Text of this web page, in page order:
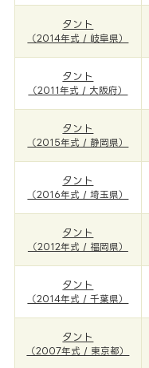
タント
（2014年式 / 岐阜県）
タント
（2011年式 / 大阪府）
タント
（2015年式 / 静岡県）
タント
（2016年式 / 埼玉県）
タント
（2012年式 / 福岡県）
タント
（2014年式 / 千葉県）
タント
（2007年式 / 東京都）